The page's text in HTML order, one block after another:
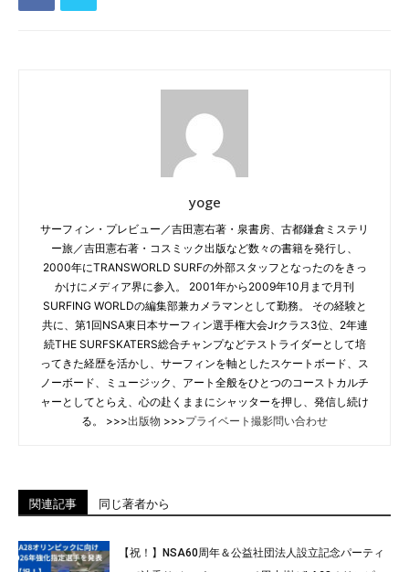
yoge
サーフィン・プレビュー／吉田憲右著・泉書房、古都鎌倉ミステリ
ー旅／吉田憲右著・コスミック出版など数々の書籍を発行し、
2000年にTRANSWORLD SURFの外部スタッフとなったのをきっ
かけにメディア界に参入。 2001年から2009年10月まで月刊
SURFING WORLDの編集部兼カメラマンとして勤務。 その経験と
共に、第1回NSA東日本サーフィン選手権大会Jrクラス3位、2年連
続THE SURFSKATERS総合チャンプなどテストライダーとして培
ってきた経歴を活かし、サーフィンを軸としたスケートボード、ス
ノーボード、ミュージック、アート全般をひとつのコーストカルチ
ャーとしてとらえ、心の赴くままにシャッターを押し、発信し続け
る。 >>>出版物 >>>プライベート撮影問い合わせ
関連記事 同じ著者から
【祝！】NSA60周年＆公益社団法人設立記念パーティ